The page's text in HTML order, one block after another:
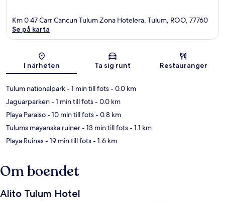
Karta
Km 0 47 Carr Cancun Tulum Zona Hotelera, Tulum, ROO, 77760
Se på karta
I närheten Ta sig runt Restauranger
Tulum nationalpark- 1 min till fots- 0.0 km
Jaguarparken- 1 min till fots- 0.0 km
Playa Paraiso- 10 min till fots- 0.8 km
Tulums mayanska ruiner- 13 min till fots- 1.1 km
Playa Ruinas- 19 min till fots- 1.6 km
Om boendet
Alito Tulum Hotel